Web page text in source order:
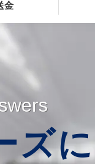
金
ズに